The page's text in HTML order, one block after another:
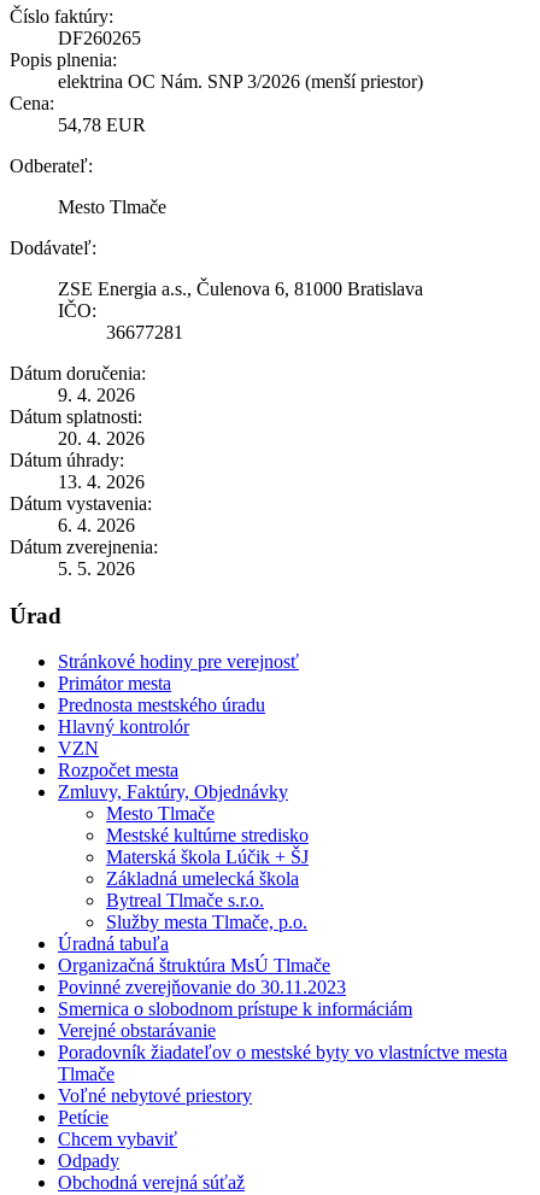
Číslo faktúry:
DF260265
Popis plnenia:
elektrina OC Nám. SNP 3/2026 (menší priestor)
Cena:
54,78 EUR
Odberateľ:
Mesto Tlmače
Dodávateľ:
ZSE Energia a.s., Čulenova 6, 81000 Bratislava
IČO:
36677281
Dátum doručenia:
9. 4. 2026
Dátum splatnosti:
20. 4. 2026
Dátum úhrady:
13. 4. 2026
Dátum vystavenia:
6. 4. 2026
Dátum zverejnenia:
5. 5. 2026
Úrad
Stránkové hodiny pre verejnosť
Primátor mesta
Prednosta mestského úradu
Hlavný kontrolór
VZN
Rozpočet mesta
Zmluvy, Faktúry, Objednávky
Mesto Tlmače
Mestské kultúrne stredisko
Materská škola Lúčik + ŠJ
Základná umelecká škola
Bytreal Tlmače s.r.o.
Služby mesta Tlmače, p.o.
Úradná tabuľa
Organizačná štruktúra MsÚ Tlmače
Povinné zverejňovanie do 30.11.2023
Smernica o slobodnom prístupe k informáciám
Verejné obstarávanie
Poradovník žiadateľov o mestské byty vo vlastníctve mesta
Tlmače
Voľné nebytové priestory
Petície
Chcem vybaviť
Odpady
Obchodná verejná súťaž